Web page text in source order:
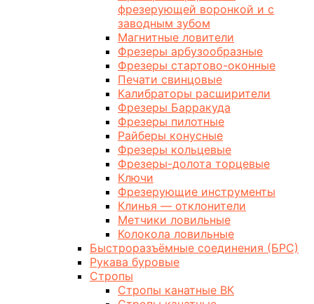
фрезерующей воронкой и с
заводным зубом
Магнитные ловители
Фрезеры арбузообразные
Фрезеры стартово-оконные
Печати свинцовые
Калибраторы расширители
Фрезеры Барракуда
Фрезеры пилотные
Райберы конусные
Фрезеры кольцевые
Фрезеры-долота торцевые
Ключи
Фрезерующие инструменты
Клинья — отклонители
Метчики ловильные
Колокола ловильные
Быстроразъёмные соединения (БРС)
Рукава буровые
Стропы
Стропы канатные ВК